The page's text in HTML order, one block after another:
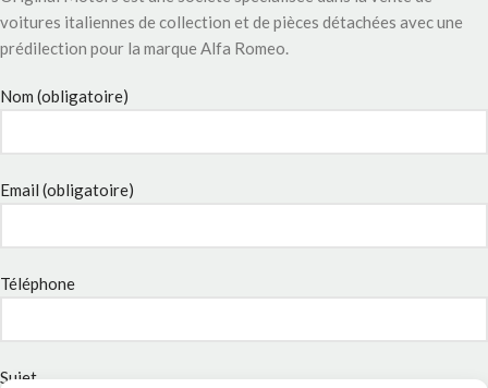
voitures italiennes de collection et de pièces détachées avec une
prédilection pour la marque Alfa Romeo.
Nom (obligatoire)
Email (obligatoire)
Téléphone
Sujet